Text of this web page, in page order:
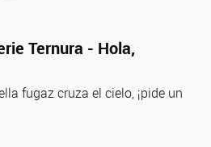
Ternura - Hola,
fugaz cruza el cielo, ¡pide un